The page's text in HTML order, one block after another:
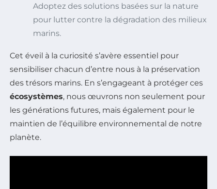
Adoptez des solutions basées sur la nature
pour lutter contre la dégradation des milieux
marins.
Cet éveil à la curiosité s’avère essentiel pour
sensibiliser chacun d’entre nous à la préservation
des trésors marins. En s’engageant à protéger ces
écosystèmes, nous œuvrons non seulement pour
les générations futures, mais également pour le
maintien de l’équilibre environnemental de notre
planète.